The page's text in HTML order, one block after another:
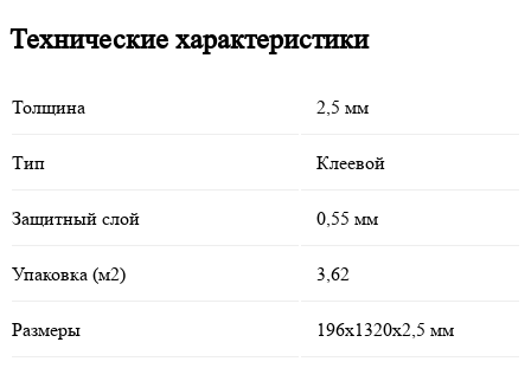
Технические характеристики
Толщина 2,5 мм
Тип Клеевой
Защитный слой 0,55 мм
Упаковка (м2) 3,62
Размеры 196х1320х2,5 мм